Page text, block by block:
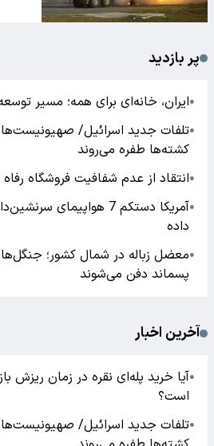
پر بازدید
●ایران، خانه‌ای برای همه؛ مسیر
●تلفات جدید اسرائیل/ صهیونیست‌ها
کشته‌ها طفره می‌روند
●انتقاد از عدم شفافیت فروشگاه
●
آمریکا دستکم 7
داده
●معضل زباله در شمال کشور؛
پسماند دفن می‌شوند
آخرین اخبار
●آیا خرید پله‌ای نقره در زمان ریزش
است؟
●تلفات جدید اسرائیل/ صهیونیست‌ها